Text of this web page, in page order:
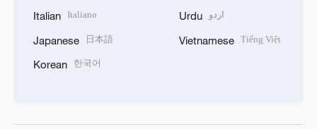
Italian Italiano
Japanese 日本語
Korean 한국어
Urdu اردو
Vietnamese Tiếng Việt